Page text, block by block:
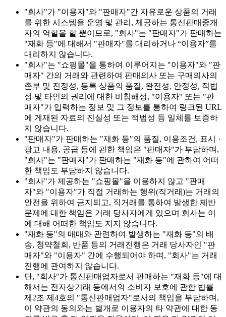
"회사"가 "이용자"와 "판매자"간 자유로운 상품의 거래
를 위한 시스템을 운영 및 관리, 제공하는 통신판매중개
자의 역할을 할 뿐이므로, "회사"는 "판매자"가 판매하는
"재화 등"에 대해서 "판매자"를 대리하거나 “이용자”를
대리하지 않습니다.
"회사"는 "쇼핑몰"을 통하여 이루어지는 "이용자"와 "판
매자" 간의 거래와 관련하여 판매의사 또는 구매의사의
존부 및 진정성, 등록 상품의 품질, 완전성, 안정성, 적법
성 및 타인의 권리에 대한 비침해성, "이용자" 또는 "판
매자"가 입력하는 정보 및 그 정보를 통하여 링크된 URL
에 게재된 자료의 진실성 또는 적법성 등 일체를 보증하
지 않습니다.
"판매자"가 판매하는 "재화 등"의 품질, 이용조건, 표시 ·
광고 내용, 공급 등에 관한 책임은 "판매자"가 부담하며,
"회사"는 "판매자"가 판매하는 "재화 등"에 관하여 어떠
한 책임도 부담하지 않습니다.
"회사"가 제공하는 "쇼핑몰"을 이용하지 않고 "판매
자"와 "이용자"가 직접 거래하는 행위(직거래)는 거래의
안전을 위하여 금지되고, 직거래를 통하여 발생한 제반
문제에 대한 책임은 거래 당사자에게 있으며 회사는 이
에 대해 어떠한 책임도 지지 않습니다.
"재화 등"의 매매와 관련하여 발생하는 "재화 등"의 배
송, 청약철회, 반품 등의 거래진행은 거래 당사자인 "판
매자"와 "이용자" 간에 수행되어야 하며, "회사"는 거래
진행에 관여하지 않습니다.
단, "회사"가 통신판매업자로서 판매하는 "재화 등"에 대
해서는 전자상거래 등에서의 소비자 보호에 관한 법률
제2조 제4호의 "통신판매업자"로서의 책임을 부담하며,
이 약관의 동의와는 별개로 이용자의 타 약관에 대한 동